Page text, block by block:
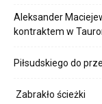
Aleksander
kontraktem w
Piłsudskiego do
Zabrakło ścieżki